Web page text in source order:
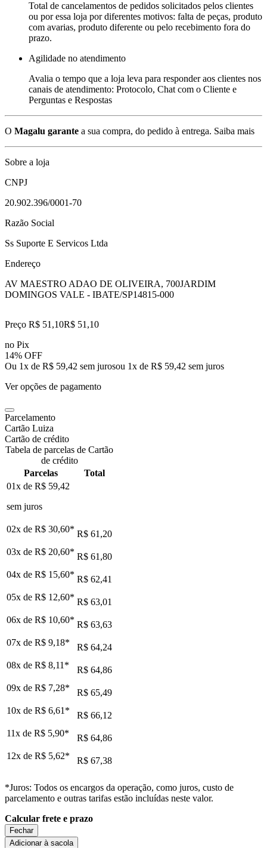
Total de cancelamentos de pedidos solicitados pelos clientes
ou por essa loja por diferentes motivos: falta de peças, produto
com avarias, produto diferente ou pelo recebimento fora do
prazo.
Agilidade no atendimento
Avalia o tempo que a loja leva para responder aos clientes nos
canais de atendimento: Protocolo, Chat com o Cliente e
Perguntas e Respostas
O Magalu garante a sua compra, do pedido à entrega. Saiba mais
Sobre a loja
CNPJ
20.902.396/0001-70
Razão Social
Ss Suporte E Servicos Ltda
Endereço
AV MAESTRO ADAO DE OLIVEIRA, 700JARDIM
DOMINGOS VALE - IBATE/SP14815-000
Preço R$ 51,10R$ 51 ,10
no Pix
14% OFF
Ou 1x de R$ 59,42 sem jurosou 1x de R$ 59,42 sem juros
Ver opções de pagamento
Parcelamento
Cartão Luiza
Cartão de crédito
Tabela de parcelas de Cartão
de crédito
Parcelas
Total
01x de R$ 59,42
sem juros
02x de R$ 30,60* R$ 61,20
03x de R$ 20,60* R$ 61,80
04x de R$ 15,60* R$ 62,41
05x de R$ 12,60* R$ 63,01
06x de R$ 10,60* R$ 63,63
07x de R$ 9,18*
R$ 64,24
08x de R$ 8,11 *
R$ 64,86
09x de R$ 7,28*
R$ 65,49
10x de R$ 6,61 *
R$ 66,12
11x de R$ 5,90*
R$ 64,86
12x de R$ 5,62* R$ 67,38
*Juros: Todos os encargos da operação, como juros, custo de
parcelamento e outras tarifas estão incluídas neste valor.
Calcular frete e prazo
Fechar
Adicionar à sacola